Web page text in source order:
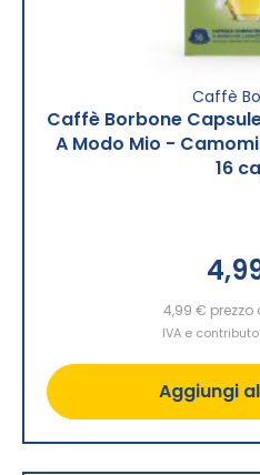
Caffè
Caffè Borbone
A Modo Mio -
16
4,99 €
IVA e
Aggiungi